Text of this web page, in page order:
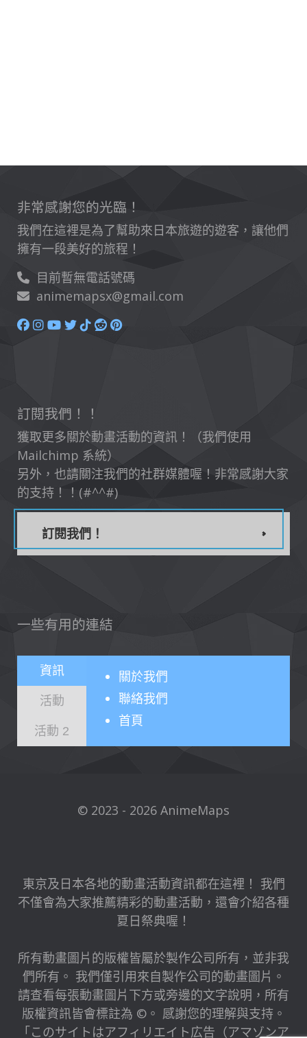
非常感謝您的光臨！
我們在這裡是為了幫助來日本旅遊的遊客，讓他們
擁有一段美好的旅程！
目前暫無電話號碼
animemapsx@gmail.com
訂閱我們！！
獲取更多關於動畫活動的資訊！（我們使用
Mailchimp 系統）
另外，也請關注我們的社群媒體喔！非常感謝大家
的支持！！(#^^#)
訂閱我們！
一些有用的連結
資訊
活動
活動 2
關於我們
聯絡我們
首頁
© 2023 - 2026 AnimeMaps
東京及日本各地的動畫活動資訊都在這裡！ 我們
不僅會為大家推薦精彩的動畫活動，還會介紹各種
夏日祭典喔！
所有動畫圖片的版權皆屬於製作公司所有，並非我
們所有。 我們僅引用來自製作公司的動畫圖片。
請查看每張動畫圖片下方或旁邊的文字說明，所有
版權資訊皆會標註為 ©。 感謝您的理解與支持。
「このサイトはアフィリエイト広告（アマゾンア